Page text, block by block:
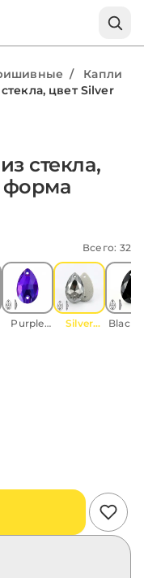
/
Капли
цвет Silver
стекла,
форма
Всего: 32
Purple
Silver
Black